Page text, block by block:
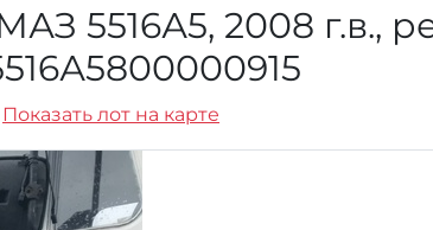
5516А5, 2008 г.в.,
Показать лот на карте